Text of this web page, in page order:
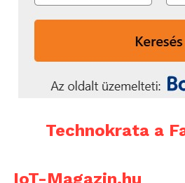
Technokrata a
IoT-Magazin.hu